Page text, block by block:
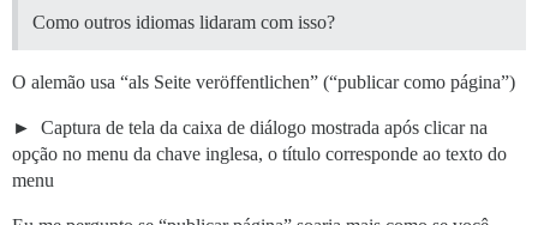
Como outros idiomas lidaram com isso?
O alemão usa “als Seite veröffentlichen” (“publicar como página”)
Captura de tela da caixa de diálogo mostrada após clicar na
opção no menu da chave inglesa, o título corresponde ao texto do
menu